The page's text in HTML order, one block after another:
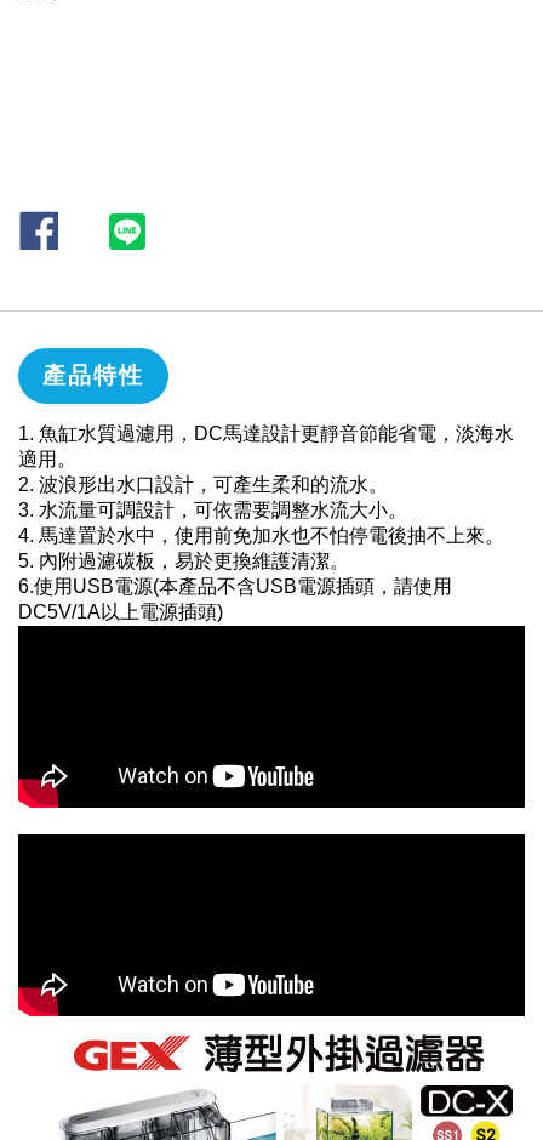
產品特性
1. 魚缸水質過濾用，DC馬達設計更靜音節能省電，淡海水
適用。
2. 波浪形出水口設計，可產生柔和的流水。
3. 水流量可調設計，可依需要調整水流大小。
4. 馬達置於水中，使用前免加水也不怕停電後抽不上來。
5. 內附過濾碳板，易於更換維護清潔。
6.使用USB電源(本產品不含USB電源插頭，請使用
DC5V/1A以上電源插頭)